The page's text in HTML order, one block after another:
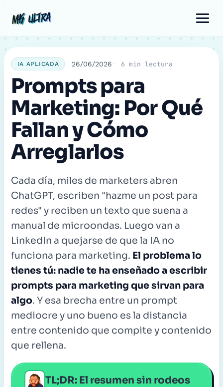
MK ULTRA
MK ULTRA
IA APLICADA 26/06/2026 6 min lectura
Prompts para
Marketing: Por Qué
Fallan y Cómo
Arreglarlos
Cada día, miles de marketers abren
ChatGPT, escriben "hazme un post para
redes" y reciben un texto que suena a
manual de microondas. Luego van a
LinkedIn a quejarse de que la IA no
funciona para marketing. El problema lo
tienes tú: nadie te ha enseñado a escribir
prompts para marketing que sirvan para
algo. Y esa brecha entre un prompt
mediocre y uno bueno es la distancia
entre contenido que compite y contenido
que rellena.
TL;DR: El resumen sin rodeos
electrónico